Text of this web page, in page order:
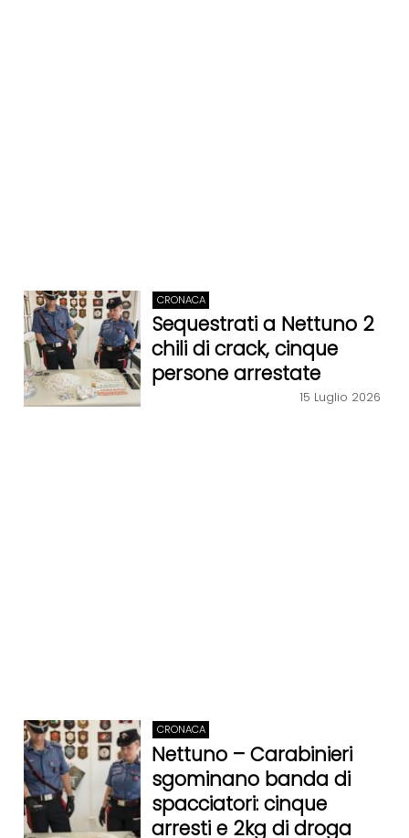
CRONACA
Sequestrati a Nettuno 2
chili di crack, cinque
persone arrestate
15 Luglio 2026
CRONACA
Nettuno – Carabinieri
sgominano banda di
spacciatori: cinque
arresti e 2kg di droga